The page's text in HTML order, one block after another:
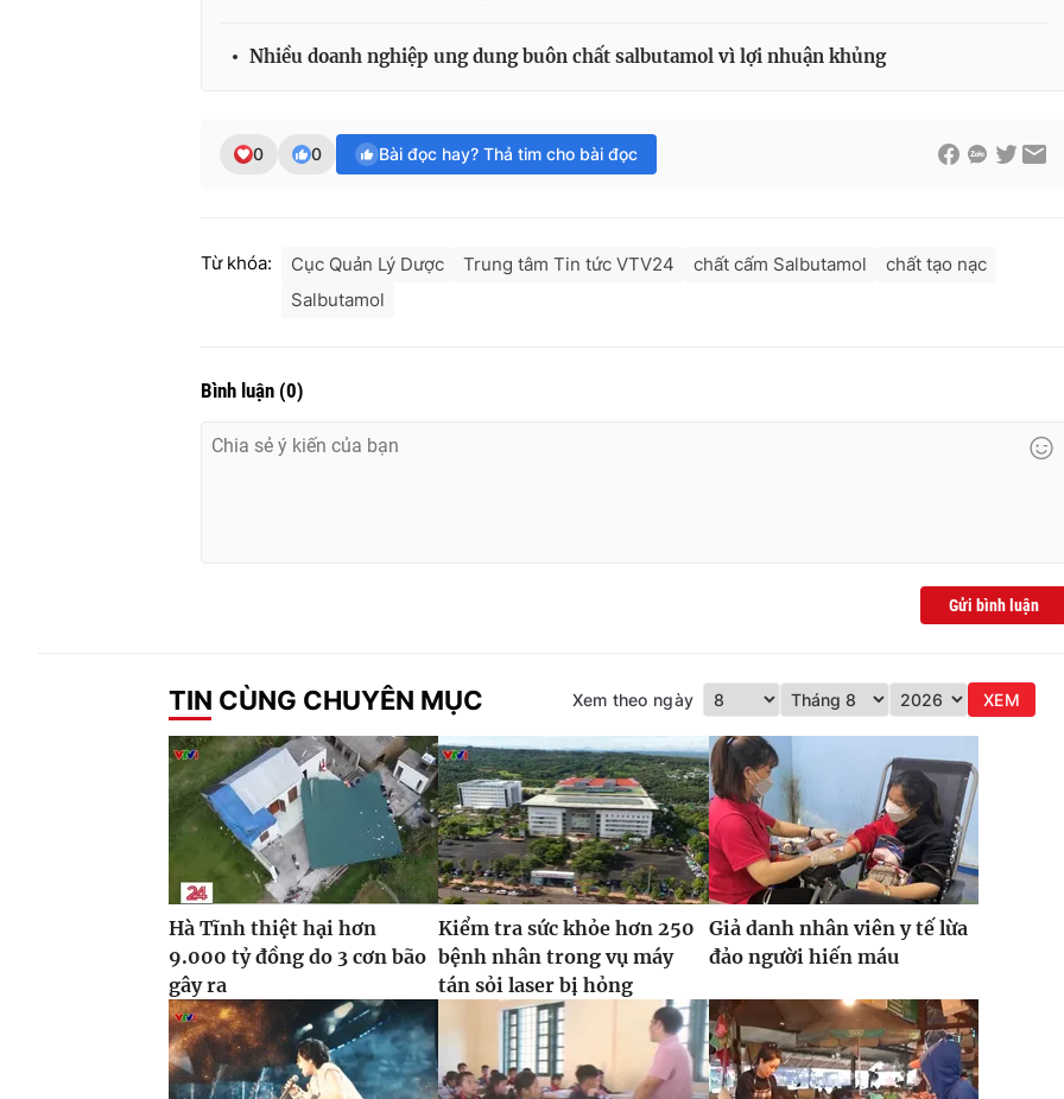
Nhiều doanh nghiệp ung dung buôn chất salbutamol vì lợi nhuận khủng
0 0 Bài đọc hay? Thả tim cho bài đọc
Từ khóa: Cục Quản Lý Dược Trung tâm Tin tức VTV24 chất cấm Salbutamol
chất tạo nạc
Salbutamol
Bình luận (0)
Gửi bình luận
TIN CÙNG CHUYÊN MỤC Xem theo ngày XEM
Hà Tĩnh thiệt hại hơn
9.000 tỷ đồng do 3 cơn bão
gây ra
Kiểm tra sức khỏe hơn 250
bệnh nhân trong vụ máy
tán sỏi laser bị hỏng
Giả danh nhân viên y tế lừa
đảo người hiến máu